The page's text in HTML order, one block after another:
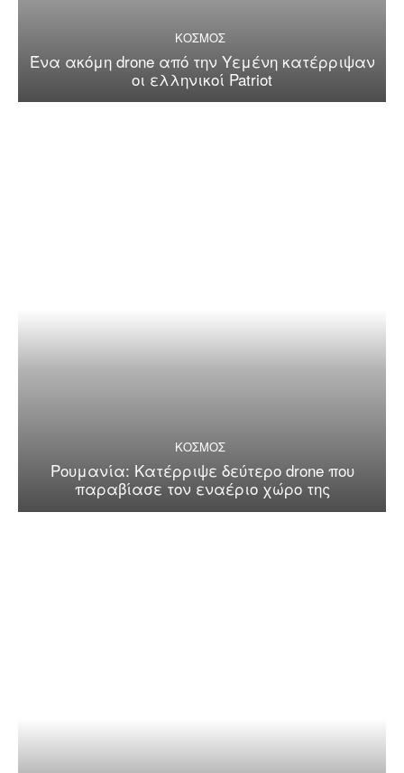
ΚΟΣΜΟΣ
Ένα ακόμη drone από την Υεμένη κατέρριψαν
οι ελληνικοί Patriot
ΚΟΣΜΟΣ
Ρουμανία: Κατέρριψε δεύτερο drone που
παραβίασε τον εναέριο χώρο της